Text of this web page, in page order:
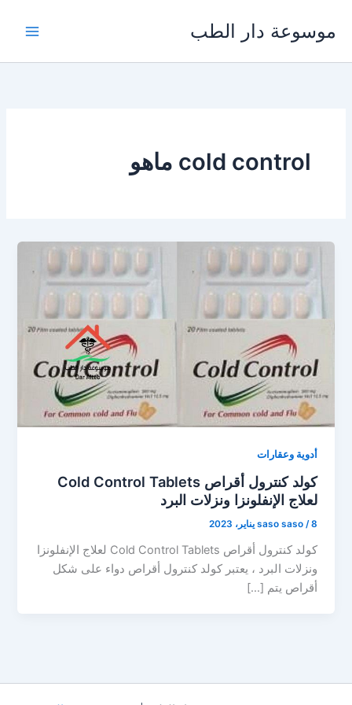
المحتوى
موسوعة دار الطب
cold control ماهو
أدوية وعقارات
كولد كنترول أقراص Cold Control Tablets
لعلاج الإنفلونزا ونزلات البرد
saso saso /8 يناير، 2023
كولد كنترول أقراص Cold Control Tablets لعلاج الإنفلونزا
ونزلات البرد ، يعتبر كولد كنترول أقراص دواء على شكل
أقراص يتم […]